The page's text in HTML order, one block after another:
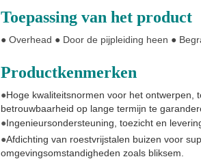
Toepassing van het product
● Overhead ● Door de pijpleiding heen ●
Productkenmerken
●Hoge kwaliteitsnormen voor het ontwerpen,
betrouwbaarheid op lange termijn te
●Ingenieursondersteuning, toezicht en
●Afdichting van roestvrijstalen buizen voor
omgevingsomstandigheden zoals bliksem.